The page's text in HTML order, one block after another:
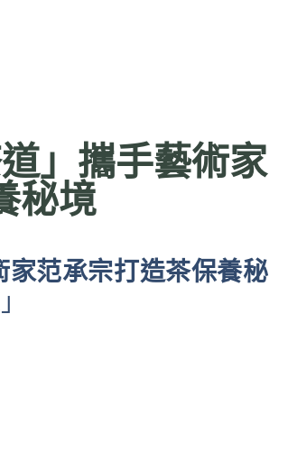
」攜手藝術家
秘境
家范承宗打造茶保養秘